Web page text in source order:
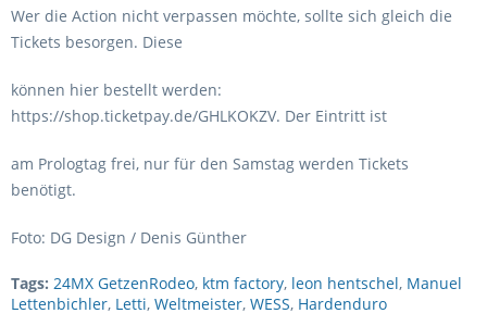
Wer die Action nicht verpassen möchte, sollte sich gleich die
Tickets besorgen. Diese
können hier bestellt werden:
https://shop.ticketpay.de/GHLKOKZV. Der Eintritt ist
am Prologtag frei, nur für den Samstag werden Tickets
benötigt.
Foto: DG Design / Denis Günther
Tags: 24MX GetzenRodeo, ktm factory, leon hentschel, Manuel
Lettenbichler, Letti, Weltmeister, WESS, Hardenduro